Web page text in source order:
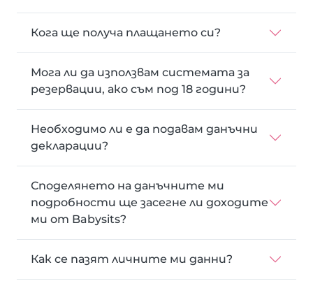
Кога ще получа плащането си?
Мога ли да използвам системата за
резервации, ако съм под 18 години?
Необходимо ли е да подавам данъчни
декларации?
Споделянето на данъчните ми
подробности ще засегне ли доходите
ми от Babysits?
Как се пазят личните ми данни?